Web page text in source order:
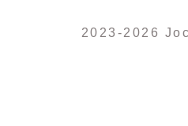
2023-2026